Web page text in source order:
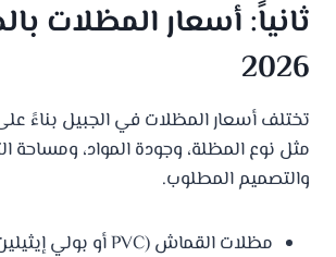
ثانياً: أسعار المظلات
2026
تختلف أسعار المظلات في الجبيل بناءً
مثل نوع المظلة، وجودة المواد، ومساحة
والتصميم المطلوب.